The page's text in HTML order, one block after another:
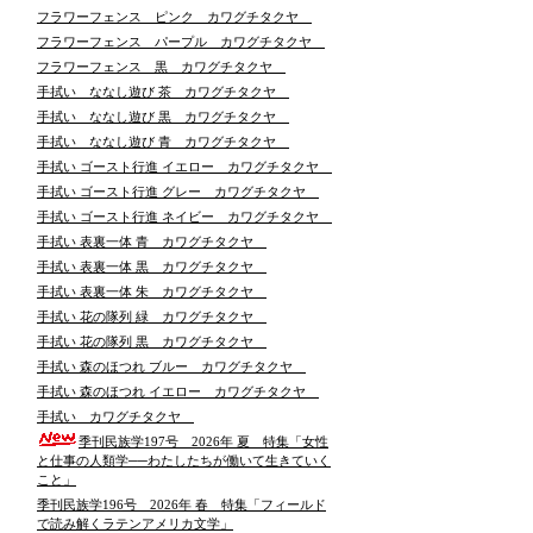
フラワーフェンス ピンク カワグチタクヤ
フラワーフェンス パープル カワグチタクヤ
フラワーフェンス 黒 カワグチタクヤ
手拭い ななし遊び 茶 カワグチタクヤ
手拭い ななし遊び 黒 カワグチタクヤ
手拭い ななし遊び 青 カワグチタクヤ
手拭い ゴースト行進 イエロー カワグチタクヤ
手拭い ゴースト行進 グレー カワグチタクヤ
手拭い ゴースト行進 ネイビー カワグチタクヤ
手拭い 表裏一体 青 カワグチタクヤ
手拭い 表裏一体 黒 カワグチタクヤ
手拭い 表裏一体 朱 カワグチタクヤ
手拭い 花の隊列 緑 カワグチタクヤ
手拭い 花の隊列 黒 カワグチタクヤ
手拭い 森のほつれ ブルー カワグチタクヤ
手拭い 森のほつれ イエロー カワグチタクヤ
手拭い カワグチタクヤ
季刊民族学197号 2026年 夏 特集「女性
と仕事の人類学──わたしたちが働いて生きていく
こと」
季刊民族学196号 2026年 春 特集「フィールド
で読み解くラテンアメリカ文学」